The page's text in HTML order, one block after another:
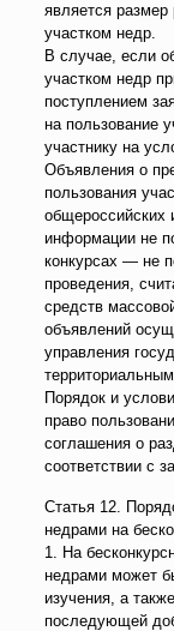
является размер
участком недр.
В случае, если
участком недр
поступлением
на пользование
участнику на
Объявления о
пользования
общероссийских
информации не
конкурсах — не
проведения,
средств
объявлений
управления
Порядок и
право
соглашения о
соответствии с
Статья 12.
недрами на
1. На
недрами может
изучения, а
последующей